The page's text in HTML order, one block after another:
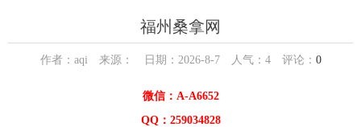
福州桑拿网
作者：aqi 来源： 日期：2026-8-7 人气： 4评论： 0
微信：A-A6652
QQ：259034828